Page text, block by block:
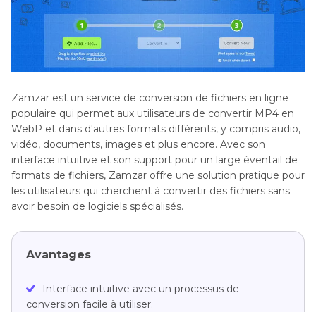
Zamzar est un service de conversion de fichiers en ligne
populaire qui permet aux utilisateurs de convertir MP4 en
WebP et dans d'autres formats différents, y compris audio,
vidéo, documents, images et plus encore. Avec son
interface intuitive et son support pour un large éventail de
formats de fichiers, Zamzar offre une solution pratique pour
les utilisateurs qui cherchent à convertir des fichiers sans
avoir besoin de logiciels spécialisés.
Avantages
Interface intuitive avec un processus de
conversion facile à utiliser.